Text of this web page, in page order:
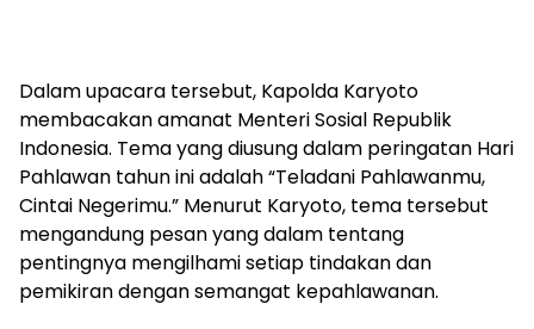
Dalam upacara tersebut, Kapolda Karyoto
membacakan amanat Menteri Sosial Republik
Indonesia. Tema yang diusung dalam peringatan Hari
Pahlawan tahun ini adalah “Teladani Pahlawanmu,
Cintai Negerimu.” Menurut Karyoto, tema tersebut
mengandung pesan yang dalam tentang
pentingnya mengilhami setiap tindakan dan
pemikiran dengan semangat kepahlawanan.